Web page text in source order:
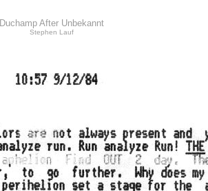
Duchamp After Unbekannt
Stephen Lauf